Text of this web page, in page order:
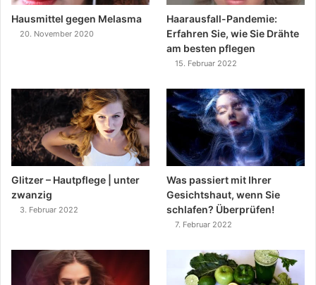
Hausmittel gegen Melasma
20. November 2020
Haarausfall-Pandemie:
Erfahren Sie, wie Sie Drähte
am besten pflegen
15. Februar 2022
Glitzer – Hautpflege | unter
zwanzig
3. Februar 2022
Was passiert mit Ihrer
Gesichtshaut, wenn Sie
schlafen? Überprüfen!
7. Februar 2022